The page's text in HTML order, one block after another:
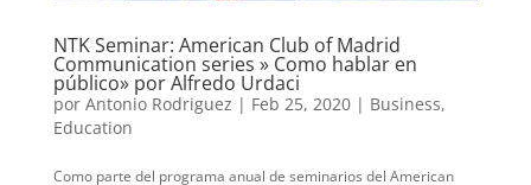
NTK Seminar: American Club of Madrid
Communication series » Como hablar en
público» por Alfredo Urdaci
por Antonio Rodriguez | Feb 25, 2020| Business,
Education
Como parte del programa anual de seminarios del American